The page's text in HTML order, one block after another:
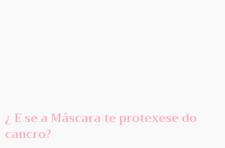
¿ E se a Máscara te protexese do
cancro?